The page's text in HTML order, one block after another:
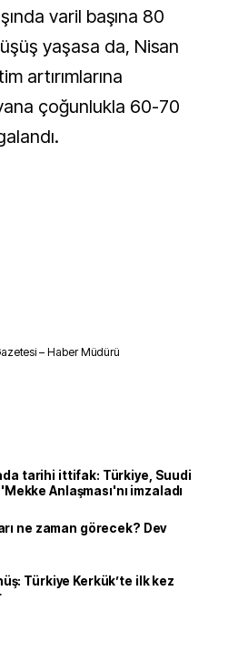
varil başına 80
yaşasa da, Nisan
artırımlarına
çoğunlukla 60-70
– Haber Müdürü
tarihi ittifak: Türkiye, Suudi
Anlaşması'nı imzaladı
ne zaman görecek? Dev
Türkiye Kerkük’te ilk kez